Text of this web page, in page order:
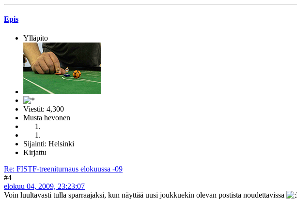
Epis
Ylläpito
Viestit: 4,300
Musta hevonen
Sijainti: Helsinki
Kirjattu
Re: FISTF-treeniturnaus elokuussa -09
#4
elokuu 04, 2009, 23:23:07
Voin luultavasti tulla sparraajaksi, kun näyttää uusi joukkuekin olevan postista noudettavissa